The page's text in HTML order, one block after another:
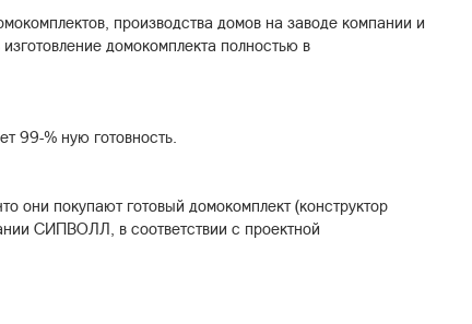
производства домов на заводе компании и
домокомплекта полностью в
99-% ную готовность.
они покупают готовый домокомплект (конструктор
СИПВОЛЛ, в соответствии с проектной